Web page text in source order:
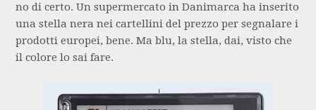
no di certo. Un supermercato in Danimarca ha inserito
una stella nera nei cartellini del prezzo per segnalare i
prodotti europei, bene. Ma blu, la stella, dai, visto che
il colore lo sai fare.